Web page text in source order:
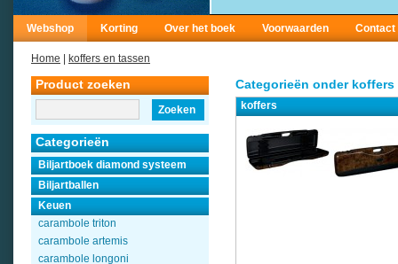
Webshop Korting Over het boek Voorwaarden Contact
Home koffers en tassen
Product zoeken
Zoeken
Categorieën
Biljartboek diamond systeem
Biljartballen
Keuen
carambole triton
carambole artemis
carambole longoni
Categorieën onder koffers
koffers